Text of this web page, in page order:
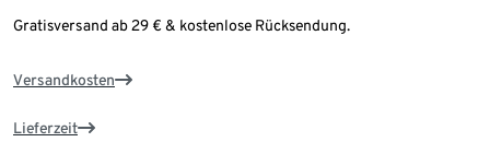
Gratisversand ab 29 € & kostenlose Rücksendung.
Versandkosten
Lieferzeit